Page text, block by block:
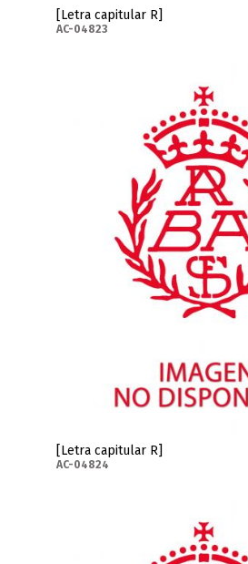
[Letra capitular R]
AC-04823
[Letra capitular R]
AC-04824